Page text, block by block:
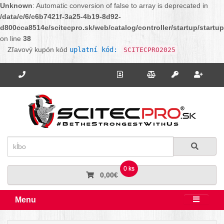
Unknown: Automatic conversion of false to array is deprecated in
/data/c/6/c6b7421f-3a25-4b19-8d92-
d800cca8514e/scitecpro.sk/web/catalog/controller/startup/
on line 38
Zľavový kupón kód uplatní kód: SCITECPRO2025
Potrebujete poradiť? Zavolajte nám. Kontakt Porovnanie
Prihlásiť sa
Hľadať
0 ks
0,00€
Menu